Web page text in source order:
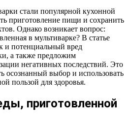
стали популярной кухонной
приготовление пищи и сохранить
Однако возникает вопрос:
в мультиварке? В статье
и потенциальный вред
а также предложим
негативных последствий. Это
осознанный выбор и использовать
пользой для здоровья.
приготовленной